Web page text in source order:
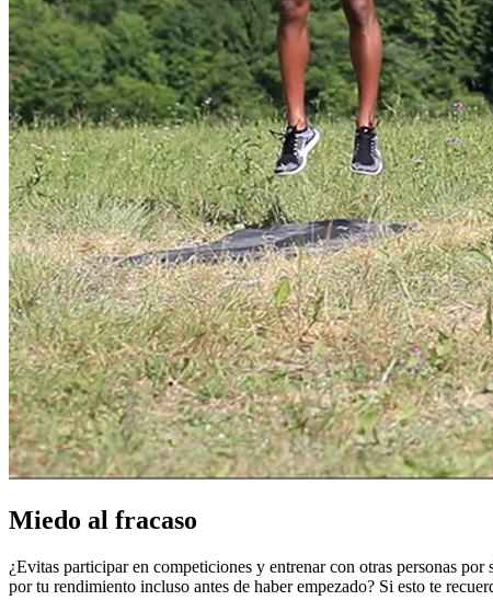
Miedo al fracaso
¿Evitas participar en competiciones y entrenar con otras personas por
por tu rendimiento incluso antes de haber empezado? Si esto te